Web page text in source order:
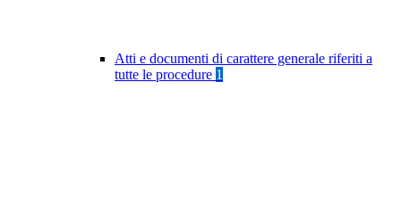
Atti e documenti di carattere generale riferiti a
tutte le procedure 1